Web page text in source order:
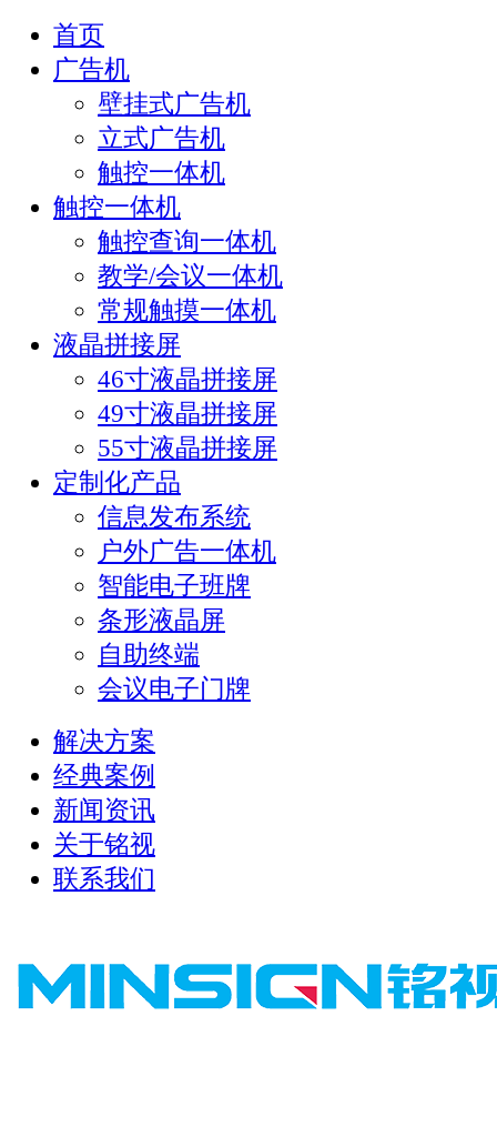
首页
广告机
壁挂式广告机
立式广告机
触控一体机
触控一体机
触控查询一体机
教学/会议一体机
常规触摸一体机
液晶拼接屏
46寸液晶拼接屏
49寸液晶拼接屏
55寸液晶拼接屏
定制化产品
信息发布系统
户外广告一体机
智能电子班牌
条形液晶屏
自助终端
会议电子门牌
解决方案
经典案例
新闻资讯
关于铭视
联系我们